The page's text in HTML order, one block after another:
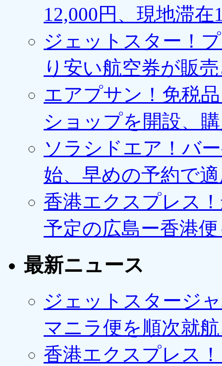
12,000円、現地滞
ジェットスター！
り安い航空券が販
エアプサン！免税
ショップを開設、
ソラシドエア！バ
始、早めの予約で
香港エクスプレス
予定の広島ー香港
最新ニュース
ジェットスタージ
マニラ便を順次就
香港エクスプレス